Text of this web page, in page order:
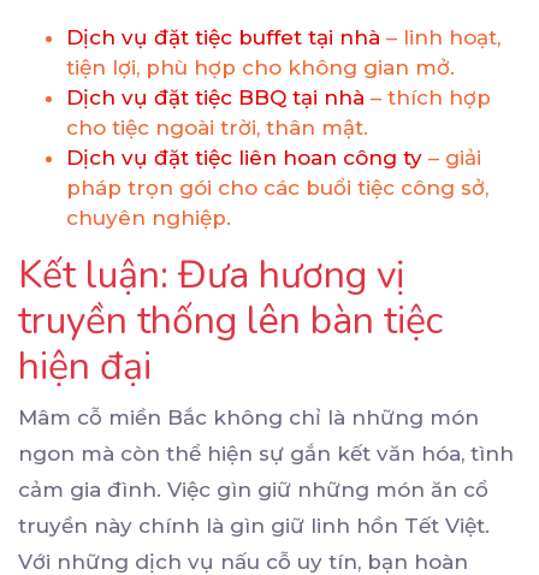
Dịch vụ đặt tiệc buffet tại nhà – linh hoạt,
tiện lợi, phù hợp cho không gian mở.
Dịch vụ đặt tiệc BBQ tại nhà – thích hợp
cho tiệc ngoài trời, thân mật.
Dịch vụ đặt tiệc liên hoan công ty – giải
pháp trọn gói cho các buổi tiệc công sở,
chuyên nghiệp.
Kết luận: Đưa hương vị
truyền thống lên bàn tiệc
hiện đại
Mâm cỗ miền Bắc không chỉ là những món
ngon mà còn thể hiện sự gắn kết văn hóa, tình
cảm gia đình. Việc gìn giữ những món ăn cổ
truyền này chính là gìn giữ linh hồn Tết Việt.
Với những dịch vụ nấu cỗ uy tín, bạn hoàn